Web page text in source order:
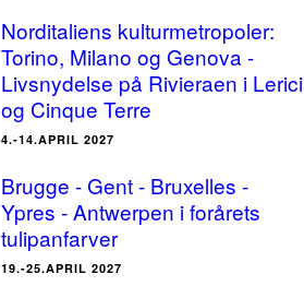
Norditaliens kulturmetropoler:
Torino, Milano og Genova -
Livsnydelse på Rivieraen i Lerici
og Cinque Terre
4.-14.APRIL 2027
Brugge - Gent - Bruxelles -
Ypres - Antwerpen i forårets
tulipanfarver
19.-25.APRIL 2027